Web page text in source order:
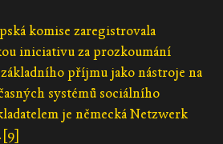
komise zaregistrovala
iniciativu za prozkoumání
příjmu jako nástroje na
systémů sociálního
je německá Netzwerk